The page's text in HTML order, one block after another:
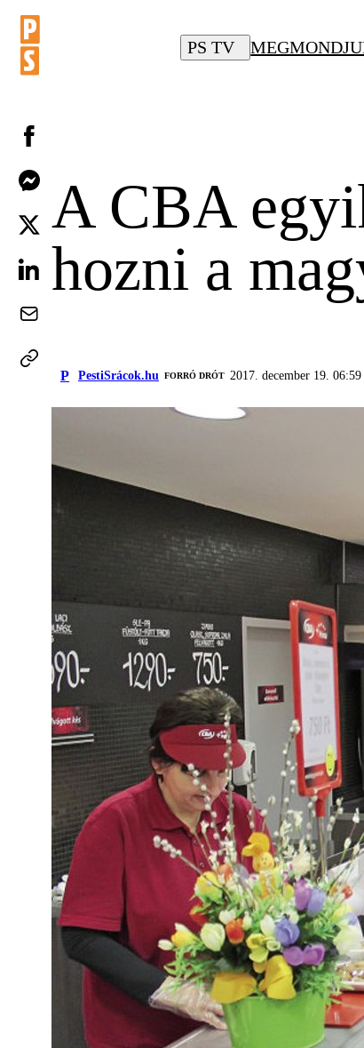
PS TV
A CBA
hozni a
P PestiSrácok.hu FORRÓ DRÓT 2017. december 19. 06:59